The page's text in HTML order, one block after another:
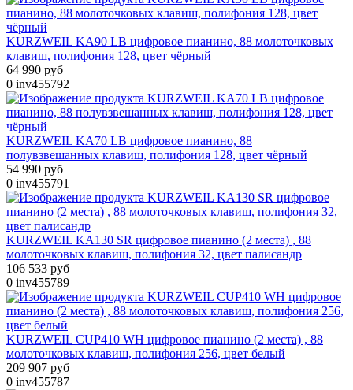
KURZWEIL KA90 LB цифровое пианино, 88 молоточковых
клавиш, полифония 128, цвет чёрный
64 990 руб
0 inv455792
KURZWEIL KA70 LB цифровое пианино, 88
полувзвешанных клавиш, полифония 128, цвет чёрный
54 990 руб
0 inv455791
KURZWEIL KA130 SR цифровое пианино (2 места) , 88
молоточковых клавиш, полифония 32, цвет палисандр
106 533 руб
0 inv455789
KURZWEIL CUP410 WH цифровое пианино (2 места) , 88
молоточковых клавиш, полифония 256, цвет белый
209 907 руб
0 inv455787